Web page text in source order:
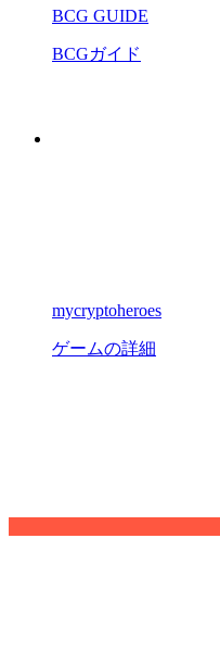
BCG GUIDE
BCGガイド
mycryptoheroes
ゲームの詳細